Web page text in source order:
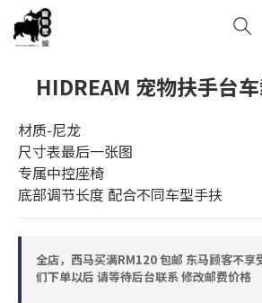
HIDREAM 宠物扶手台
材质-尼龙
尺寸表最后一张图
专属中控座椅
底部调节长度 配合不同车型手扶
全店，西马买满RM120 包邮 东马顾客不享
们下单以后 请等待后台联系 修改邮费价格